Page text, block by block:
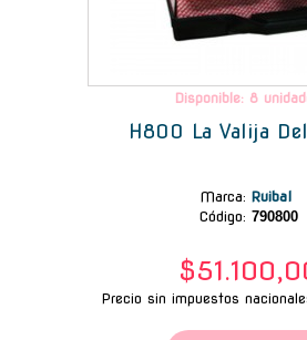
Disponible: 8
H800 La Valija
Marca: Ruibal
Código: 790800
Precio sin impuestos